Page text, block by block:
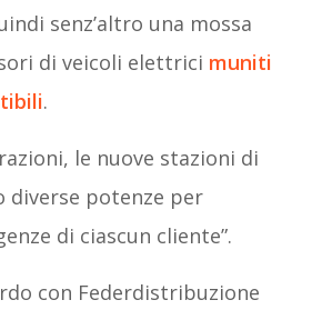
senz’altro una mossa
di veicoli elettrici muniti
.
le nuove stazioni di
diverse potenze per
di ciascun cliente”.
con Federdistribuzione